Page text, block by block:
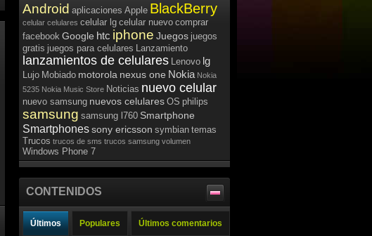
Android aplicaciones Apple BlackBerry
celular celulares celular lg celular nuevo comprar
facebook Google htc iphone Juegos juegos
gratis juegos para celulares Lanzamiento
lanzamientos de celulares Lenovo lg
Lujo Mobiado motorola nexus one Nokia Nokia
5235 Nokia Music Store Noticias nuevo celular
nuevo samsung nuevos celulares OS philips
samsung samsung l760 Smartphone
Smartphonessony ericsson symbian temas
Trucos trucos de sms trucos samsung volumen
Windows Phone 7
CONTENIDOS
Últimos Populares Últimos comentarios